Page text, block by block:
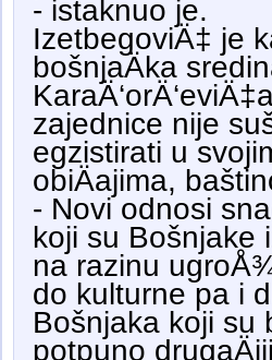
- istaknuo je.
IzetbegoviÄ‡ je
bošnjaÄka
zajednice nije
egzistirati u
obiÄajima,
- Novi odnosi
koji su Bošnjake
na razinu
do kulturne pa i
Bošnjaka koji su
potpuno